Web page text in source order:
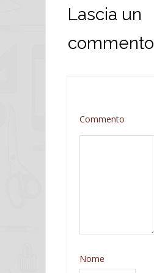
Lascia un
commento
Commento
Nome